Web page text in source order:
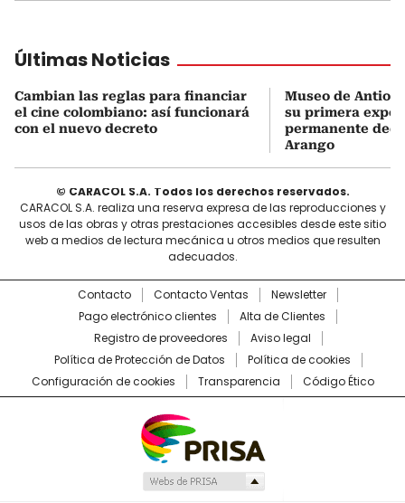
Últimas Noticias
Cambian las reglas para financiar
el cine colombiano: así funcionará
con el nuevo decreto
Museo de
su primera
permanente
Arango
© CARACOL S.A. Todos los derechos reservados.
CARACOL S.A. realiza una reserva expresa de las reproducciones y
usos de las obras y otras prestaciones accesibles desde este sitio
web a medios de lectura mecánica u otros medios que resulten
adecuados.
Contacto Contacto Ventas
Newsletter
Pago electrónico clientes
Alta de Clientes
Registro de proveedores
Aviso legal
Política de Protección de Datos
Política de cookies
Configuración de cookies
Transparencia Código Ético